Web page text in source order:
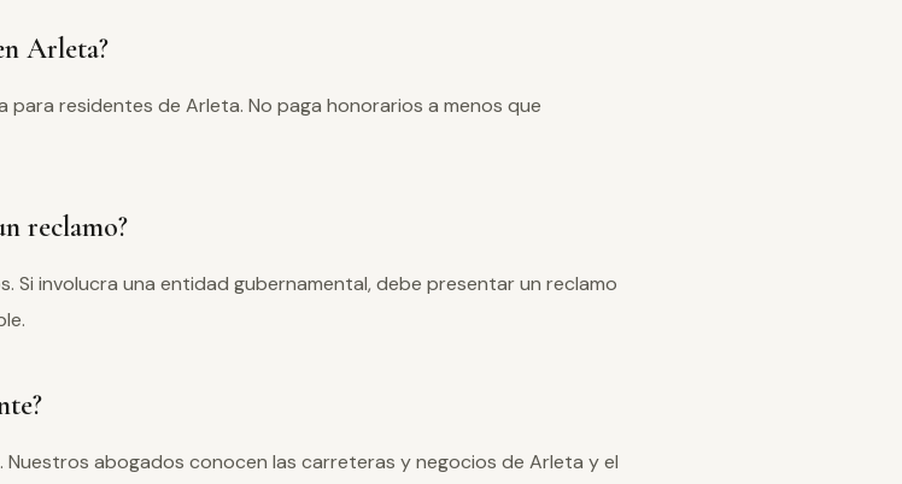
Arleta?
residentes de Arleta. No paga honorarios a menos que
reclamo?
Si involucra una entidad gubernamental, debe presentar un reclamo
Nuestros abogados conocen las carreteras y negocios de Arleta y el